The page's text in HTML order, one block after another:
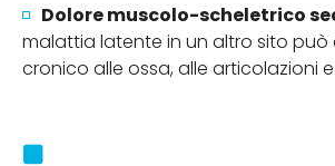
Dolore muscolo-scheletrico
malattia latente in un altro sito può
cronico alle ossa, alle articolazioni